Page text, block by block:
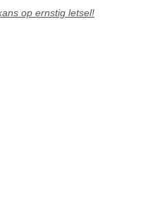
op ernstig letsel!